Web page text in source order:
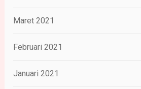
Maret 2021
Februari 2021
Januari 2021